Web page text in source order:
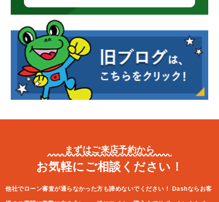
まずはご来店予約から
お気軽にご相談ください！
他社でローン審査が通らなかった方も諦めないでください！ Dashならお客